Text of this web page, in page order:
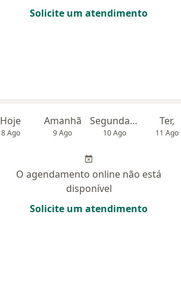
Solicite um atendimento
Hoje
8 Ago
Amanhã
9 Ago
Segunda-feira
10 Ago
Ter,
11 Ago
O agendamento online não está
disponível
Solicite um atendimento